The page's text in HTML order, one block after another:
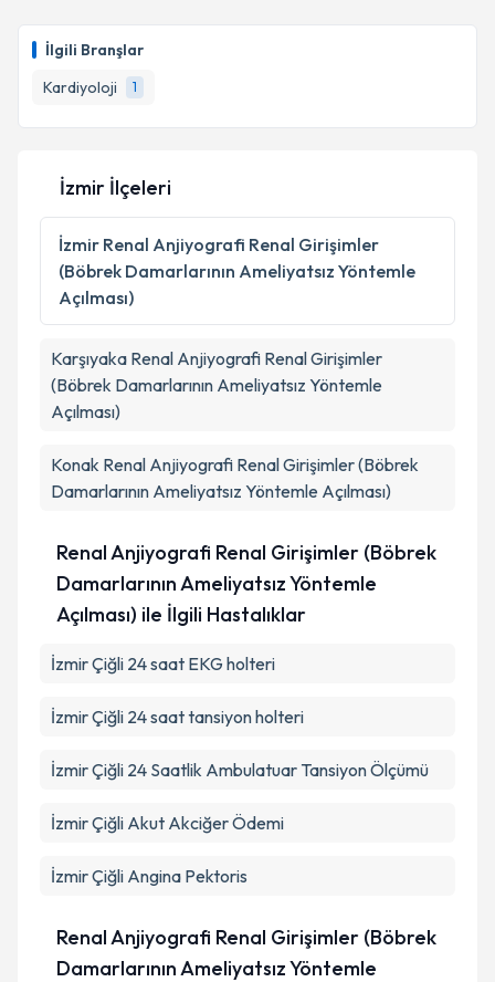
İlgili Branşlar
Kardiyoloji
1
takvim hazırlandığında e-posta ile bilgilendireceğiz.
E-posta Adresiniz
Kişisel verilerimin işlenmesine ilişkinAydınlatma
Metni 'ni okudum ve kişisel verilerimin belirtilen
kapsamda işlenmesini kabul ediyorum.
Takvim Talebini Gönder
İzmir İlçeleri
İzmir Renal Anjiyografi Renal Girişimler
(Böbrek Damarlarının Ameliyatsız Yöntemle
Açılması)
Karşıyaka Renal Anjiyografi Renal Girişimler
(Böbrek Damarlarının Ameliyatsız Yöntemle
Açılması)
Konak Renal Anjiyografi Renal Girişimler (Böbrek
Damarlarının Ameliyatsız Yöntemle Açılması)
Renal Anjiyografi Renal Girişimler (Böbrek
Damarlarının Ameliyatsız Yöntemle
Açılması) ile İlgili Hastalıklar
İzmir Çiğli 24 saat EKG holteri
İzmir Çiğli 24 saat tansiyon holteri
İzmir Çiğli 24 Saatlik Ambulatuar Tansiyon Ölçümü
İzmir Çiğli Akut Akciğer Ödemi
İzmir Çiğli Angina Pektoris
Renal Anjiyografi Renal Girişimler (Böbrek
Damarlarının Ameliyatsız Yöntemle